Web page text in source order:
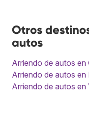
Otros
autos
Arriendo de autos en
Arriendo de autos en
Arriendo de autos en